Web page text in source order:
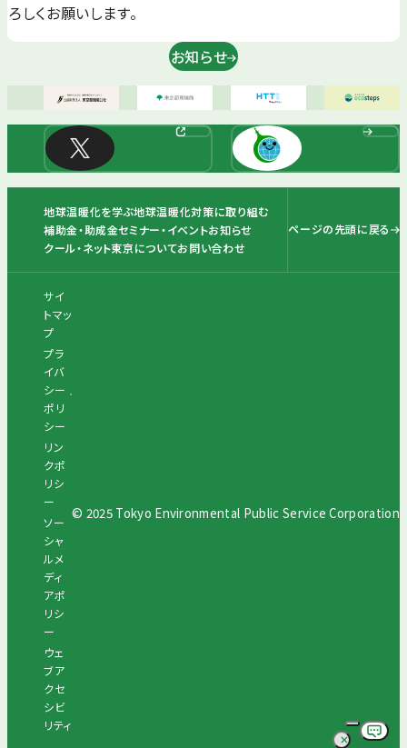
ろしくお願いします。
お知らせ
地球温暖化を学ぶ地球温暖化対策に取り組む
補助金・助成金セミナー・イベントお知らせ
クール・ネット東京についてお問い合わせ
ページの先頭に戻る
サイ
トマッ
プ
プラ
イバ
シー
ポリ
シー
リン
クポ
リシ
ー
ソー
シャ
ルメ
ディ
アポ
リシ
ー
ウェ
ブア
クセ
シビ
リティ
© 2025 Tokyo Environmental Public Service Corporation